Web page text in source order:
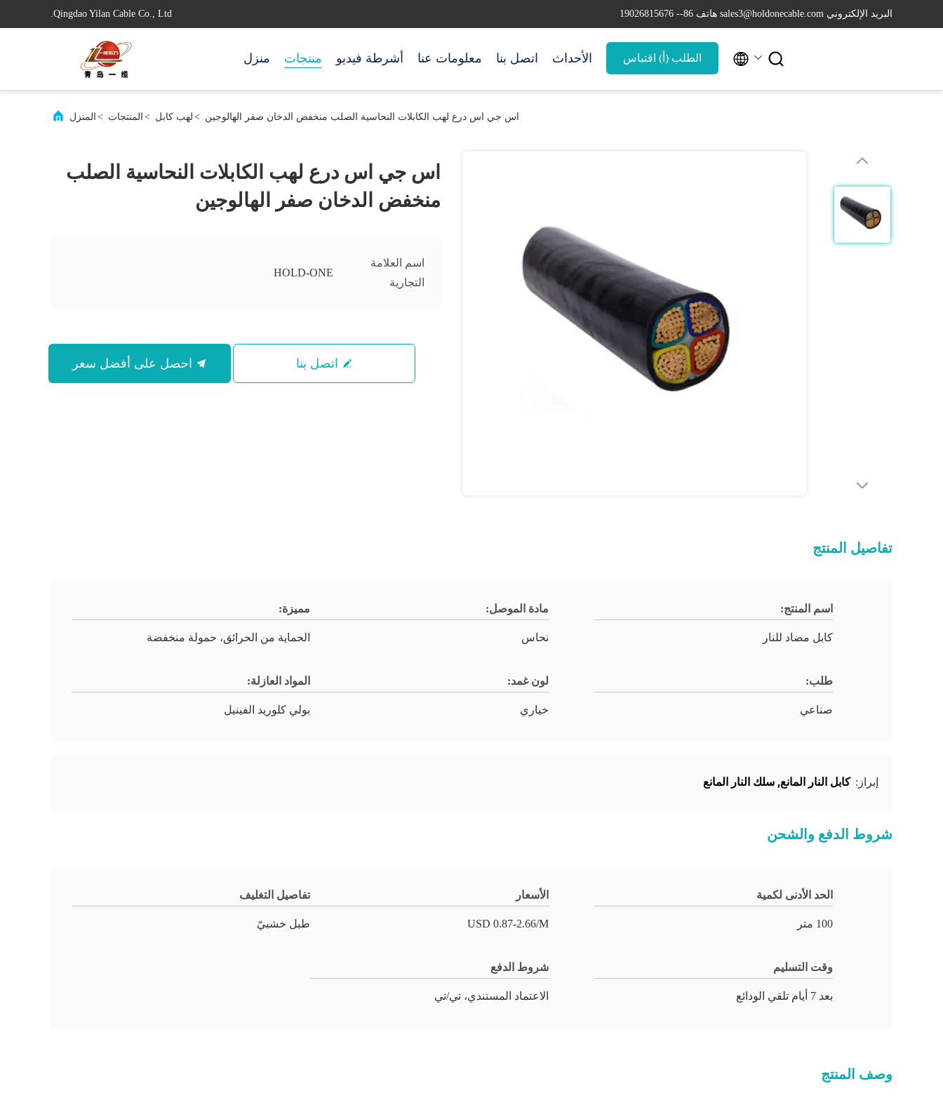
Qingdao Yilan Cable Co., Ltd. البريد الإلكتروني sales3@holdonecable.com هاتف 86-- 19026815676
منزل منتجات أشرطة فيديو معلومات عنا اتصل بنا الأحداث الطلب (أ) اقتباس  
المنزل > المنتجات > لهب كابل > اس جي اس درع لهب الكابلات النحاسية الصلب منخفض الدخان صفر الهالوجين
اس جي اس درع لهب الكابلات النحاسية الصلب
منخفض الدخان صفر الهالوجين
اسم العلامة
التجارية
HOLD-ONE
اتصل بنا
تفاصيل المنتج
اسم المنتج:
كابل مضاد للنار
مادة الموصل:
نحاس
مميزة:
الحماية من الحرائق، حمولة منخفضة
طلب:
صناعي
لون غمد:
خياري
المواد العازلة:
بولي كلوريد الفينيل
إبراز: كابل النار المانع, سلك النار المانع
شروط الدفع والشحن
الحد الأدنى لكمية
100 متر
الأسعار
USD 0.87-2.66/M
تفاصيل التغليف
طبل خشبيّ
وقت التسليم
بعد 7 أيام تلقي الودائع
شروط الدفع
الاعتماد المستندي، تي/تي
وصف المنتج